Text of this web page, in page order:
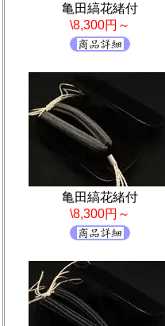
亀田縞花緒付
\8,300円～
亀田縞花緒付
\8,300円～